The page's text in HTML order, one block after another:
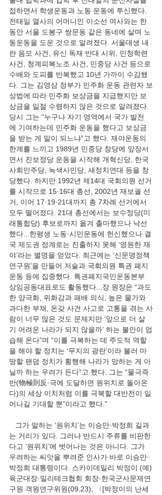
접하면서 학생운동과 노동 운동에 투신했다.
전태일 열사의 어머니인 이소선 여사와는 한
동안 서울 도봉구 쌍문동 같은 동네에 살며 노
동운동을 도운 것으로 알려졌다. 서울대생 내
란 음모 사건, 유신 독재 반대 시위, 민청학련
사건, 청계피복노조 사건, 민중당 사건 등으로
수배와 도피를 반복했고 10년 가까이 수감됐
다. 그는 김영삼 정부가 민주화 운동 관련자 보
상법에 따라 민주화 보상금을 지급했지만 보
상금을 일절 수령하지 않은 것으로 알려졌다.
당시 그는 “누구나 자기 영역에서 국가 발전
에 기여하는데 민주화 운동을 했다고 보상금
을 받는 게 말이 되느냐”고 했다. 재야운동의
한계를 느끼고 1989년 민중당 창당에 앞장서
면서 진보정당 운동을 시작해 개혁신당, 한국
사회민주당, 녹색사민당, 새정치연대 등을 창
당했다. 하지만 1992년 제14대 국회의원 선거
를 시작으로 15·16대 총선, 2002년 재보궐 선
거, 이어 17·19·21대까지 총 7차례 선거에서
모두 떨어졌다. 21대 총선에서는 보수정당(미
래통합당) 후보로까지 옮겨 출마했으나 낙선
했다...한평생 노동·시민운동에 헌신했으나 결
국 제도권 정계로는 진출하지 못해 ‘영원한 재
야’라는 별명을 얻었다. 최근에는 ‘신문명정책
연구원’을 만들어 저술과 국회의원 특권 폐지
운동 등에 집중했다. 특권폐지국민운동본부
상임공동대표로도 활동했다...장 원장은 “과도
한 양극화, 위화감과 패배 의식, 높은 물가와
과다한 부채, 온갖 사건 사고로 고통을 겪는 사
람이 너무 많은 것도 문제지만 ‘앞으로 더 살
기 어려운 나라가 되지 않을까’ 하는 불안이 엄
습해 온다”며 “이를 극복하는 데 주도적 역할
을 해야 할 정치는 ‘무지의 광란’이라 불러 마
땅할 팬덤 정치가 횡행해 나라가 망하는 게 아
닐까 하는 우려가 든다”고 했다. 그는 “물극즉
반(物極則反·극에 도달하면 원위치로 돌아온
다)의 세상 이치처럼 이를 극복할 대반전이 일
어나길 기대할 뿐”이라고 했다.”
그가 말하는 ‘원위치’는 이승만·박정희 길과
는 거리가 있다. 그러나 반드시 주류를 비판한
다고 ‘원위치’에 벗어나는 것은 아니다. 그가
우려하는 씨앗을 뿌려준 인사가 바로 이승만·
박정희 대통령이다. 스카이데일리 박정이 (예)
육군대장·밀리테크협회 회장·한국군사문제연
구원 객원연구위원(09.23), 〈[박정이의 난세